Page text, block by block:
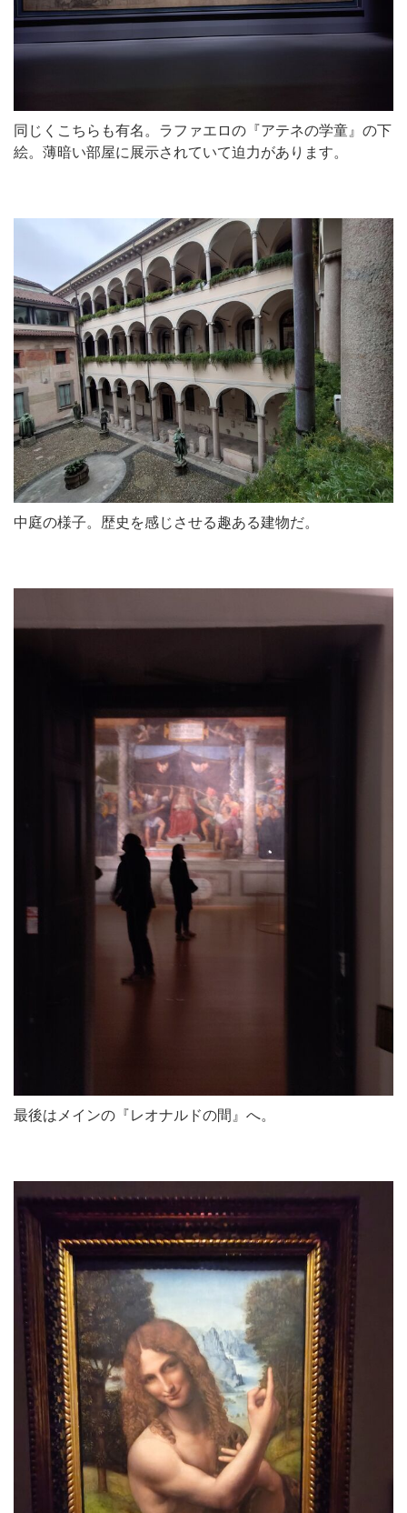
同じくこちらも有名。ラファエロの『アテネの学童』の下
絵。薄暗い部屋に展示されていて迫力があります。
中庭の様子。歴史を感じさせる趣ある建物だ。
最後はメインの『レオナルドの間』へ。